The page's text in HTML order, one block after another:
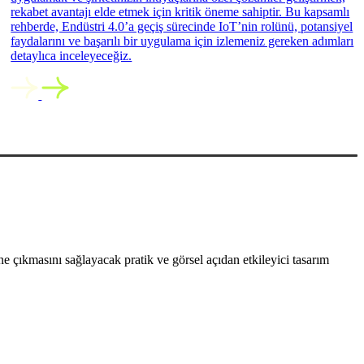
rekabet avantajı elde etmek için kritik öneme sahiptir. Bu kapsamlı
rehberde, Endüstri 4.0’a geçiş sürecinde IoT’nin rolünü, potansiyel
faydalarını ve başarılı bir uygulama için izlemeniz gereken adımları
detaylıca inceleyeceğiz.
sağlayacak pratik ve görsel açıdan etkileyici tasarım